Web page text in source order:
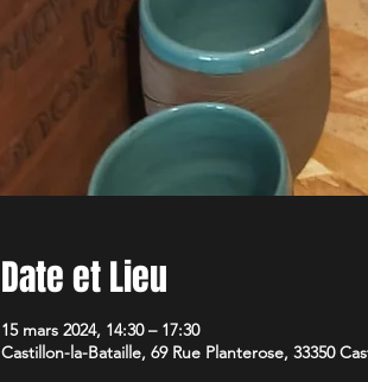
Date et Lieu
15 mars 2024, 14:30 – 17:30
Castillon-la-Bataille, 69 Rue Planterose, 33350